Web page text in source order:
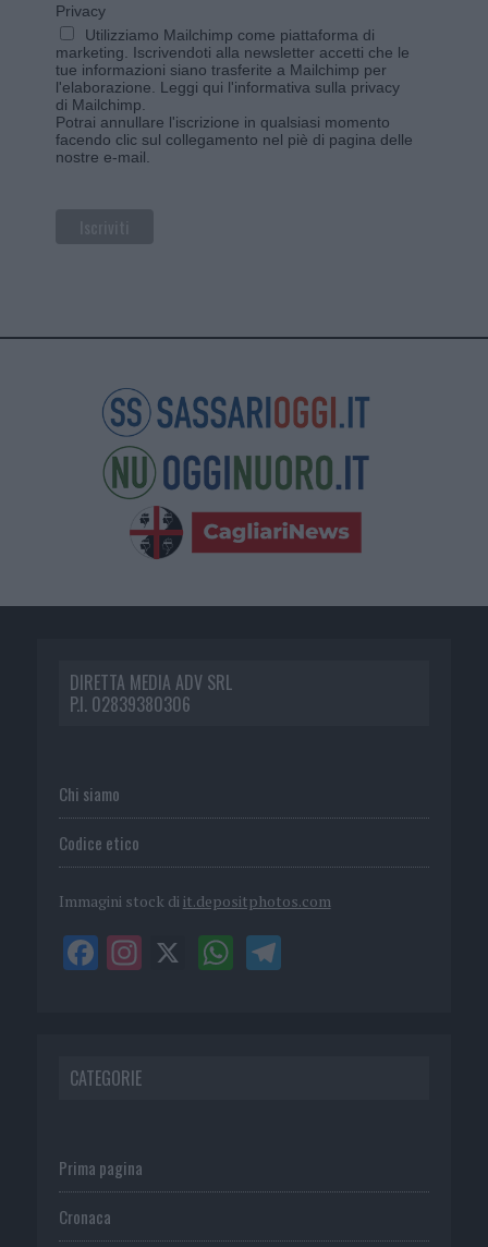
Privacy
Utilizziamo Mailchimp come piattaforma di
marketing. Iscrivendoti alla newsletter accetti che le
tue informazioni siano trasferite a Mailchimp per
l'elaborazione. Leggi qui l'informativa sulla privacy
di Mailchimp
Potrai annullare l'iscrizione in qualsiasi momento
facendo clic sul collegamento nel piè di pagina delle
nostre e-mail.
DIRETTA MEDIA ADV SRL
P.I. 02839380306
Chi siamo
Codice etico
Immagini stock di it.depositphotos.com
CATEGORIE
Prima pagina
Cronaca